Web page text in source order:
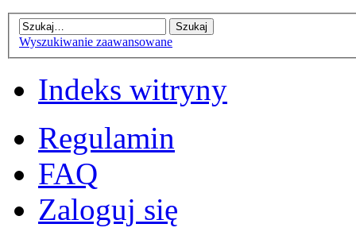
Wyszukiwanie zaawansowane
Indeks witryny
Regulamin
FAQ
Zaloguj się